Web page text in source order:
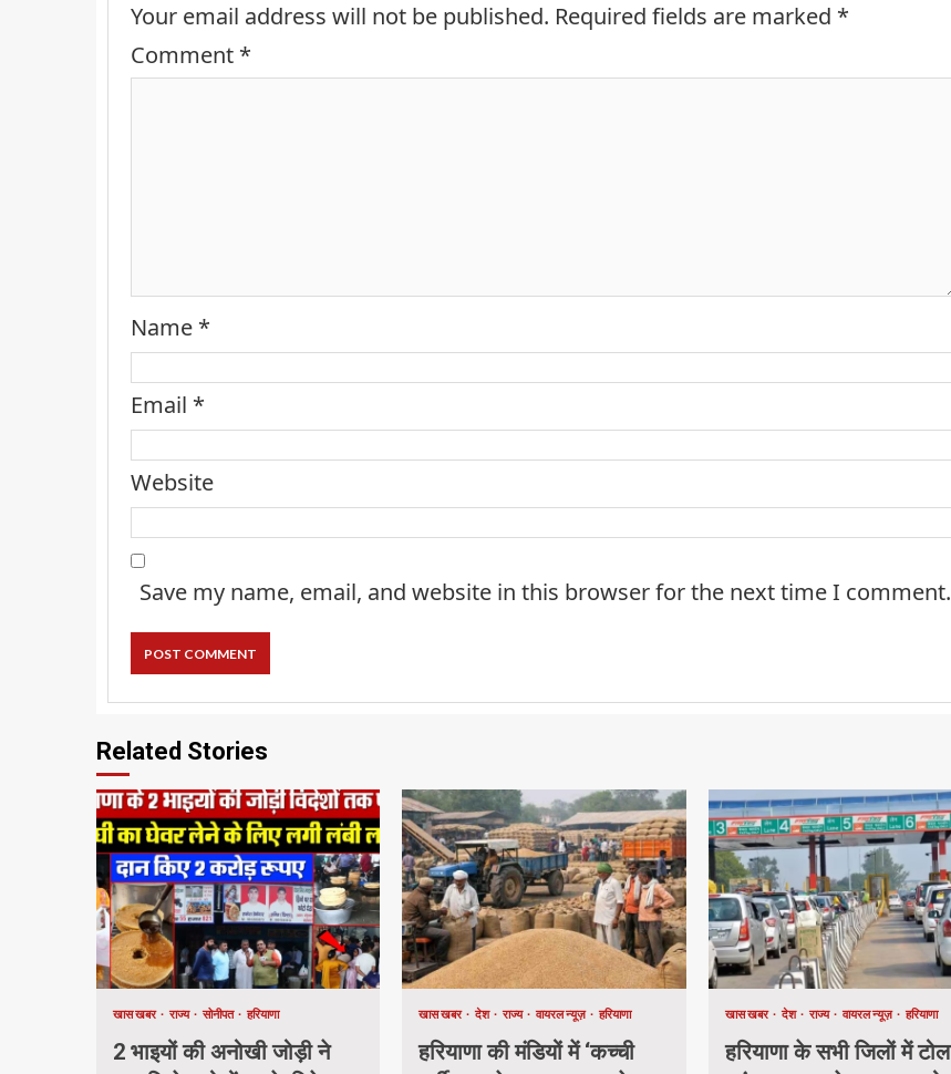
Your email address will not be published. Required fields are marked *
Comment *
Name *
Email *
Website
Save my name, email, and website in this browser for the next time I comment.
Related Stories
खास खबर राज्य सोनीपत हरियाणा
2 भाइयों की अनोखी जोड़ी ने
खास खबर देश राज्य वायरल न्यूज़ हरियाणा
हरियाणा की मंडियों में ‘कच्ची
खास खबर देश राज्य वायरल न्यूज़ हरियाणा
हरियाणा के सभी जिलों में टोल